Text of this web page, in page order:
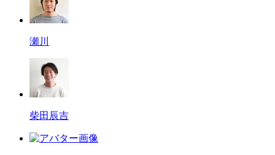
瀬川
柴田辰吉